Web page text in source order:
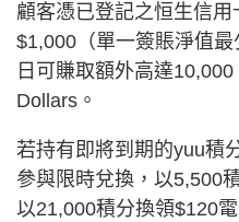
顧客憑已登記之恒生信
$1,000（單一簽賬淨值
日可賺取額外高達
Dollars。
若持有即將到期的yuu積
參與限時兌換，以5,500
以21,000積分換領$120